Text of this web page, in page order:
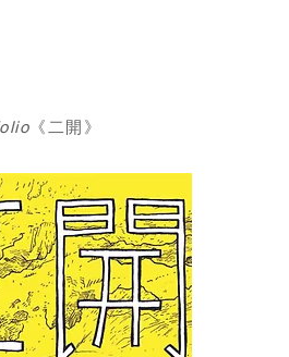
《二開》